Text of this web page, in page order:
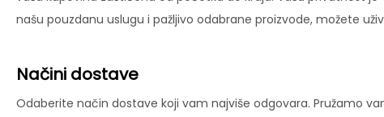
našu pouzdanu uslugu i pažljivo odabrane proizvode, možete
Načini dostave
Odaberite način dostave koji vam najviše odgovara. Pružamo